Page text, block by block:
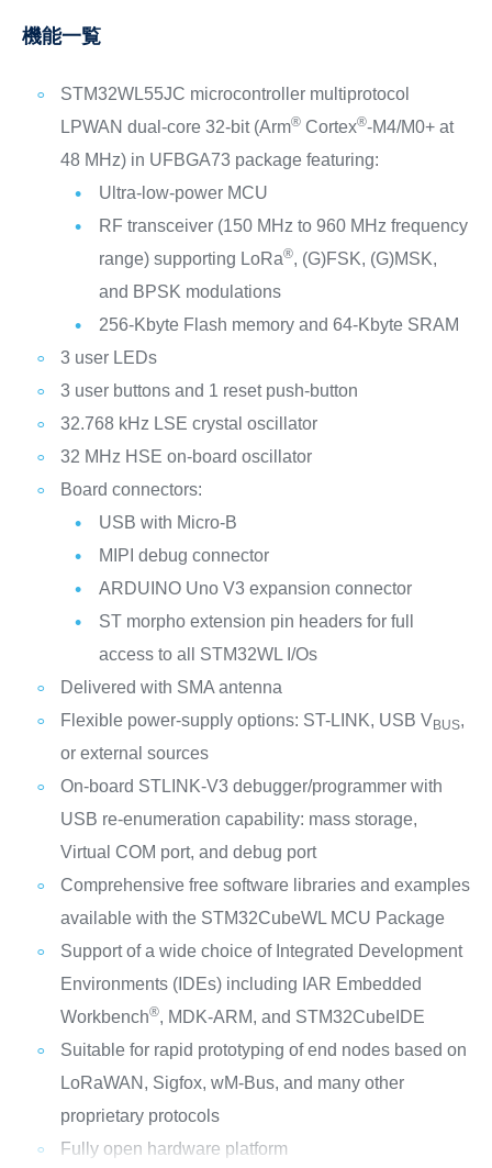
機能一覧
STM32WL55JC microcontroller multiprotocol
LPWAN dual-core 32-bit (Arm®Cortex®-M4/M0+ at
48 MHz) in UFBGA73 package featuring:
Ultra-low-power MCU
RF transceiver (150 MHz to 960 MHz frequency
range) supporting LoRa®, (G)FSK, (G)MSK,
and BPSK modulations
256-Kbyte Flash memory and 64-Kbyte SRAM
3 user LEDs
3 user buttons and 1 reset push-button
32.768 kHz LSE crystal oscillator
32 MHz HSE on-board oscillator
Board connectors:
USB with Micro-B
MIPI debug connector
ARDUINO Uno V3 expansion connector
ST morpho extension pin headers for full
access to all STM32WL I/Os
Delivered with SMA antenna
Flexible power-supply options: ST-LINK, USB VBUS,
or external sources
On-board STLINK-V3 debugger/programmer with
USB re-enumeration capability: mass storage,
Virtual COM port, and debug port
Comprehensive free software libraries and examples
available with the STM32CubeWL MCU Package
Support of a wide choice of Integrated Development
Environments (IDEs) including IAR Embedded
Workbench®, MDK-ARM, and STM32CubeIDE
Suitable for rapid prototyping of end nodes based on
LoRaWAN, Sigfox, wM-Bus, and many other
proprietary protocols
Fully open hardware platform